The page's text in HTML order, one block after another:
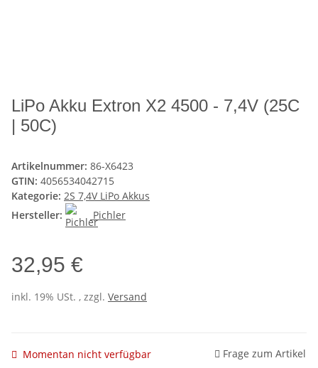
LiPo Akku Extron X2 4500 - 7,4V (25C
| 50C)
Artikelnummer: 86-X6423
GTIN: 4056534042715
Kategorie: 2S 7,4V LiPo Akkus
Hersteller:
Pichler
32,95 €
inkl. 19% USt. , zzgl. Versand
Momentan nicht verfügbar Frage zum Artikel